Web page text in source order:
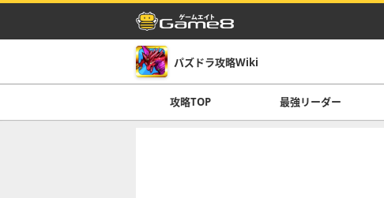
パズドラ攻略Wiki
攻略TOP 最強リーダー